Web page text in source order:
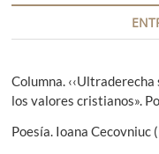
c
i
ó
n
d
e
o
:
Columna.
los valores cristianos».
Poesía. Ioana Cecovniuc